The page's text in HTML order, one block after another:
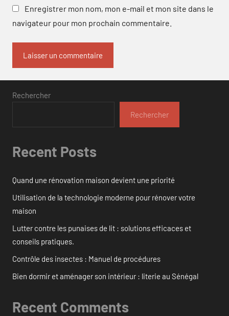
Enregistrer mon nom, mon e-mail et mon site dans le
navigateur pour mon prochain commentaire.
Rechercher
Rechercher
Recent Posts
Quand une rénovation maison devient une priorité
Utilisation de la technologie moderne pour rénover votre
maison
Lutter contre les punaises de lit : solutions efficaces et
conseils pratiques.
Contrôle des insectes : Manuel de procédures
Bien dormir et aménager son intérieur : literie au Sénégal
Recent Comments